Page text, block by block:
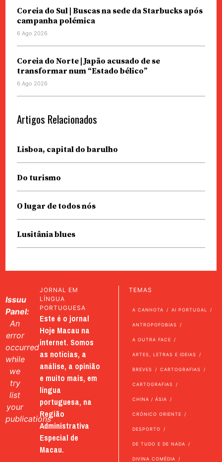
Coreia do Sul | Buscas na sede da Starbucks após
campanha polémica
6 Ago 2026
Coreia do Norte | Japão acusado de se
transformar num “Estado bélico”
6 Ago 2026
Artigos Relacionados
Lisboa, capital do barulho
Do turismo
O lugar de todos nós
Lusitânia blues
Issuu
Panel:
An
error
occurred
while
we
try
list
your
publications
JORNAL EM
LÍNGUA
PORTUGUESA
Este é o jornal
Hoje Macau na
internet. Somos
as notícias, a
análise, a opinião
e muito mais, em
língua
portuguesa, na
Região
Administrativa
Especial de
Macau.
TEMAS
A CANHOTA AI PORTUGAL
ANTROPOFOBIAS
A OUTRA FACE
ARTES, LETRAS E IDEIAS
BREVES CARTOGRAFIAS
CARTOGRAFIAS
CHINA / ÁSIA
CRÓNICO ORIENTE
DESPORTO
DE TUDO E DE NADA
DIVINA COMÉDIA